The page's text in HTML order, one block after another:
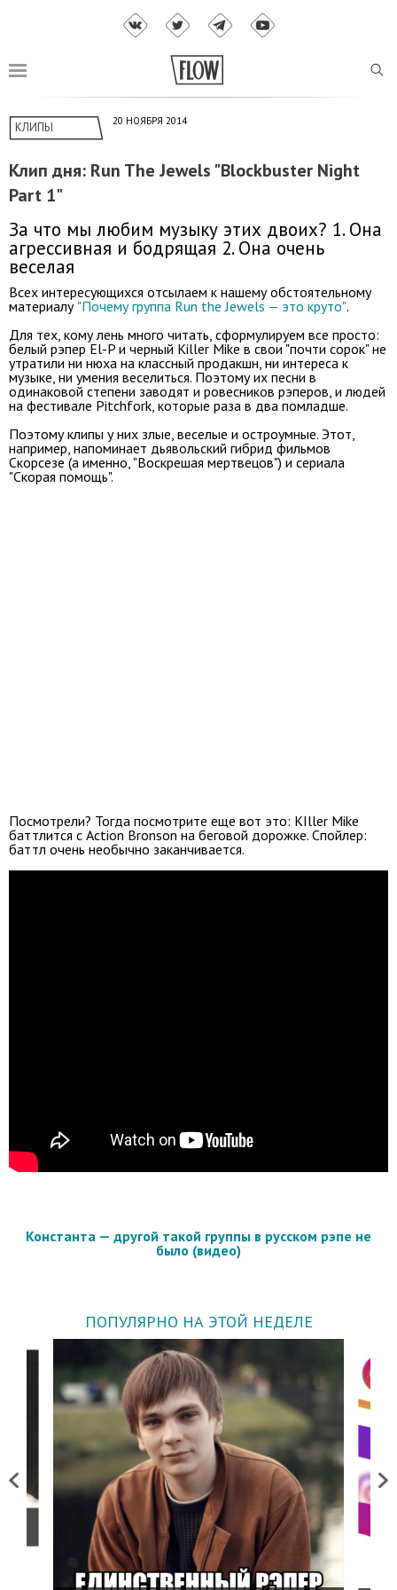
КЛИПЫ 20 НОЯБРЯ 2014
Клип дня: Run The Jewels "Blockbuster Night
Part 1"
За что мы любим музыку этих двоих? 1. Она
агрессивная и бодрящая 2. Она очень
веселая
Всех интересующихся отсылаем к нашему обстоятельному
материалу "Почему группа Run the Jewels — это круто".
Для тех, кому лень много читать, сформулируем все просто:
белый рэпер El-P и черный Killer Mike в свои "почти сорок" не
утратили ни нюха на классный продакшн, ни интереса к
музыке, ни умения веселиться. Поэтому их песни в
одинаковой степени заводят и ровесников рэперов, и людей
на фестивале Pitchfork, которые раза в два помладше.
Поэтому клипы у них злые, веселые и остроумные. Этот,
например, напоминает дьявольский гибрид фильмов
Скорсезе (а именно, "Воскрешая мертвецов") и сериала
"Скорая помощь".
Посмотрели? Тогда посмотрите еще вот это: KIller Mike
баттлится с Action Bronson на беговой дорожке. Спойлер:
баттл очень необычно заканчивается.
Константа — другой такой группы в русском рэпе не
было (видео)
ПОПУЛЯРНО НА ЭТОЙ НЕДЕЛЕ
Previous Next